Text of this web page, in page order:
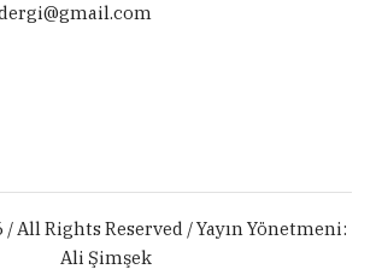
All Rights Reserved / Yayın Yönetmeni:
Ali Şimşek